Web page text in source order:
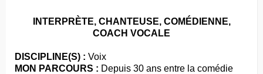
INTERPRÈTE, CHANTEUSE, COMÉDIENNE,
COACH VOCALE
DISCIPLINE(S) : Voix
MON PARCOURS : Depuis 30 ans entre la comédie